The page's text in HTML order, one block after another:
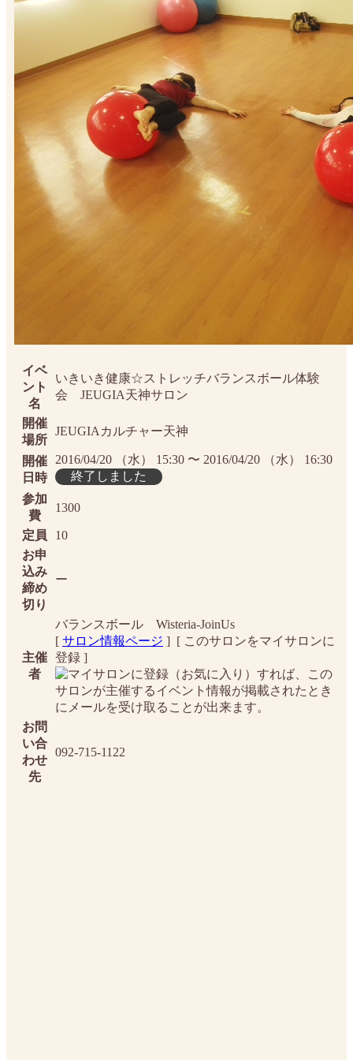
イベ
ント
名
いきいき健康☆ストレッチバランスボール体験
会 JEUGIA天神サロン
開催
場所
JEUGIAカルチャー天神
開催
日時
2016/04/20 （水） 15:30 〜 2016/04/20 （水） 16:30
終了しました
参加
費
1300
定員
10
お申
込み
締め
切り
ー
主催
者
バランスボール Wisteria-JoinUs
[ サロン情報ページ ] [ このサロンをマイサロンに
登録 ]
お問
い合
わせ
先
092-715-1122